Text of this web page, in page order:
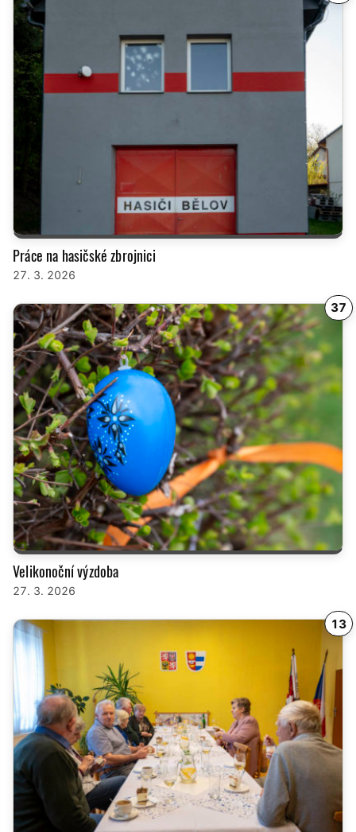
Práce na hasičské zbrojnici
27. 3. 2026
37
Velikonoční výzdoba
27. 3. 2026
13